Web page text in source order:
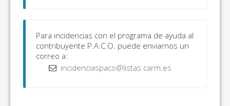
Para incidencias con el programa de ayuda al
contribuyente P.A.C.O. puede enviarnos un
correo a:
incidenciaspaco@listas.carm.es